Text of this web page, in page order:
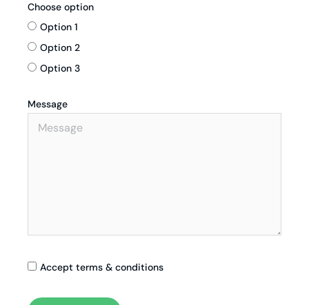
Choose option
Option 1
Option 2
Option 3
Message
Accept terms & conditions